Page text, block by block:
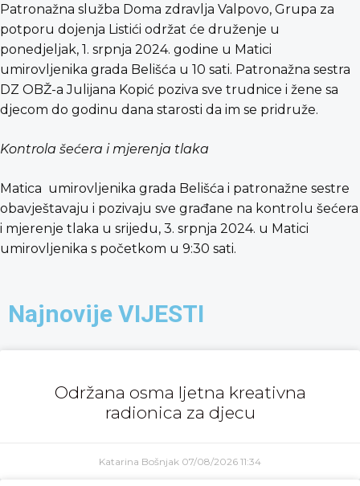
Patronažna služba Doma zdravlja Valpovo, Grupa za
potporu dojenja Listići održat će druženje u
ponedjeljak, 1. srpnja 2024. godine u Matici
umirovljenika grada Belišća u 10 sati. Patronažna sestra
DZ OBŽ-a Julijana Kopić poziva sve trudnice i žene sa
djecom do godinu dana starosti da im se pridruže.
Kontrola šećera i mjerenja tlaka
Matica umirovljenika grada Belišća i patronažne sestre
obavještavaju i pozivaju sve građane na kontrolu šećera
i mjerenje tlaka u srijedu, 3. srpnja 2024. u Matici
umirovljenika s početkom u 9:30 sati.
Najnovije VIJESTI
Održana osma ljetna kreativna
radionica za djecu
Katarina Bošnjak 07/08/2026 11:34